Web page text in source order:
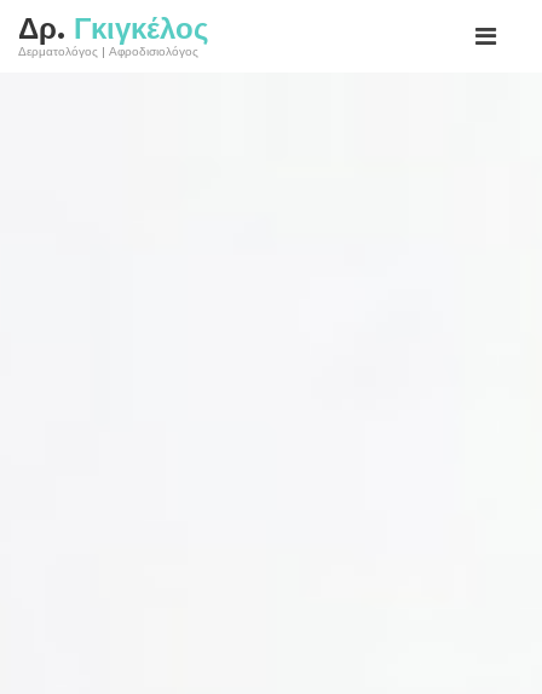
Δρ. Γκιγκέλος
Δερματολόγος | Αφροδισιολόγος